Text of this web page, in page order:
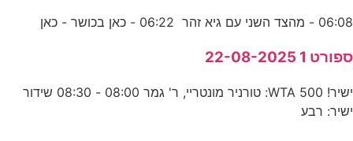
06:08 - מהצד השני עם גיא זהר 06:22 - כאן בכושר - כאן
ספורט 1 22-08-2025
ישיר! WTA 500: טורניר מונטריי, ר' גמר 08:00 - 08:30 שידור
ישיר: רבע